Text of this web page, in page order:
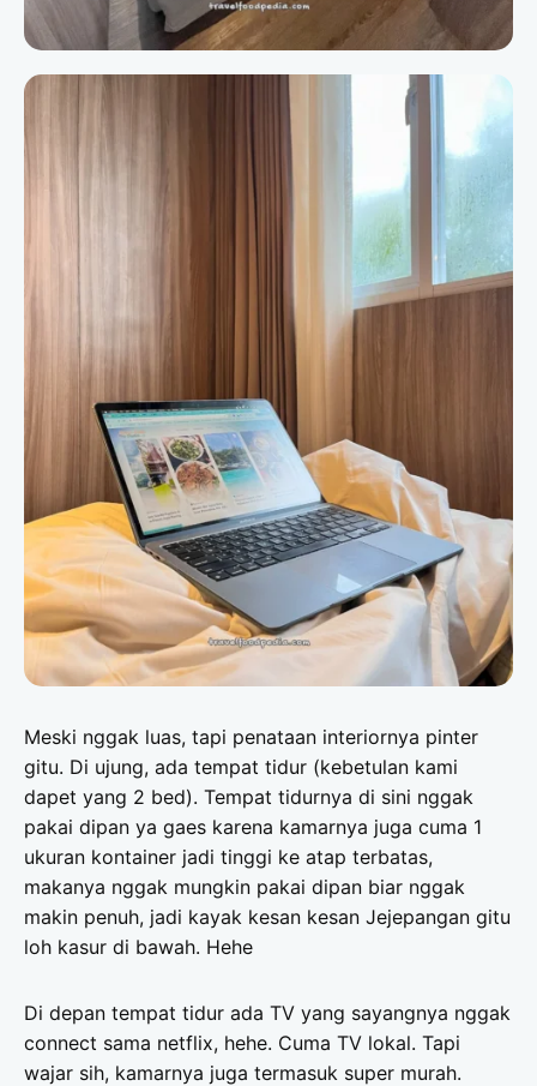
Meski nggak luas, tapi penataan interiornya pinter
gitu. Di ujung, ada tempat tidur (kebetulan kami
dapet yang 2 bed). Tempat tidurnya di sini nggak
pakai dipan ya gaes karena kamarnya juga cuma 1
ukuran kontainer jadi tinggi ke atap terbatas,
makanya nggak mungkin pakai dipan biar nggak
makin penuh, jadi kayak kesan kesan Jejepangan gitu
loh kasur di bawah. Hehe
Di depan tempat tidur ada TV yang sayangnya nggak
connect sama netflix, hehe. Cuma TV lokal. Tapi
wajar sih, kamarnya juga termasuk super murah.